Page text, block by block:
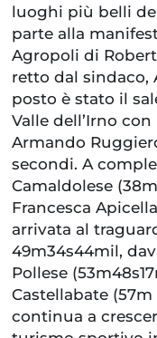
luoghi più belli
parte alla
Agropoli di
retto dal sindaco,
posto è stato il
Valle dell’Irno
Armando
secondi. A
Camaldolese
Francesca
arrivata al
49m34s44mil,
Pollese
Castellabate
continua a